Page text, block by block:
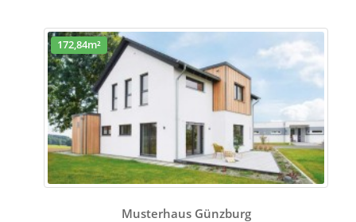
172,84m²
Musterhaus Günzburg